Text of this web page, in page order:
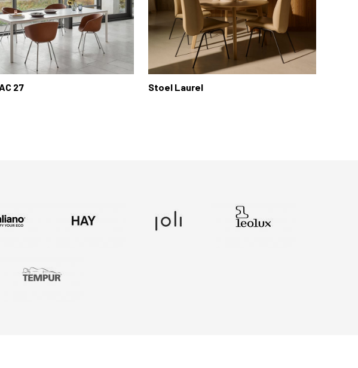
27 Stoel Laurel